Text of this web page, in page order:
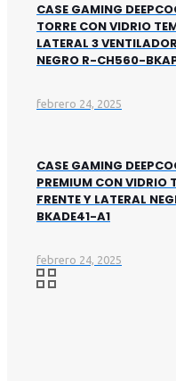
CASE GAMING
TORRE CON VIDRIO
LATERAL 3
NEGRO R-CH560-
febrero 24, 2025
CASE GAMING
PREMIUM CON VIDRIO
FRENTE Y LATERAL
BKADE41-A1
febrero 24, 2025